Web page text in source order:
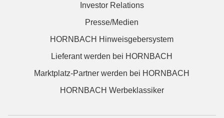
Investor Relations
Presse/Medien
HORNBACH Hinweisgebersystem
Lieferant werden bei HORNBACH
Marktplatz-Partner werden bei HORNBACH
HORNBACH Werbeklassiker